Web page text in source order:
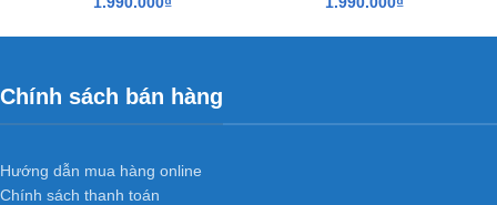
Kích thước tiêu chuẩn: 800 x 2.100mm hoặc 900 x 2.200mm
Quý khách vui lòng liên hệ ngay để được tư vấn.
Chính sách bán hàng
Hướng dẫn mua hàng online
Chính sách thanh toán